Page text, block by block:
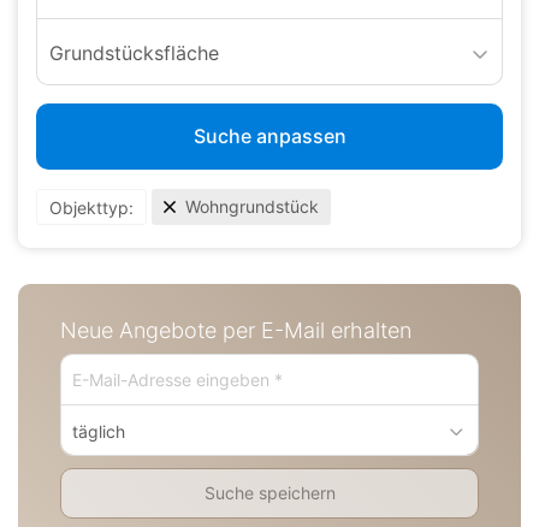
Grundstücksfläche
Suche anpassen
Objekttyp: Wohngrundstück
Neue Angebote per E-Mail erhalten
täglich
Suche speichern